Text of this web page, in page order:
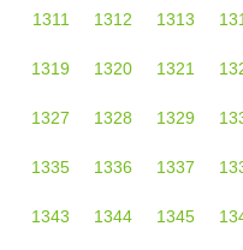
1311 1312 1313
1319 1320 1321
1327 1328 1329
1335 1336 1337
1343 1344 1345